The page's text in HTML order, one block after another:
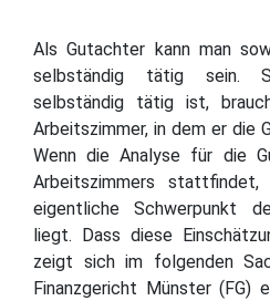
Als Gutachter kann man
selbständig tätig sein.
selbständig tätig ist,
Arbeitszimmer, in dem er die
Wenn die Analyse für die
Arbeitszimmers
eigentliche Schwerpunkt
liegt. Dass diese
zeigt sich im folgenden
Finanzgericht Münster (FG)